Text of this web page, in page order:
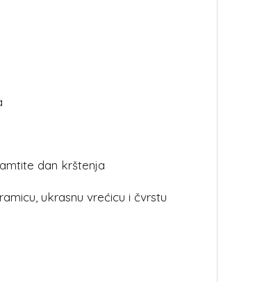
dan krštenja
ukrasnu vrećicu i čvrstu